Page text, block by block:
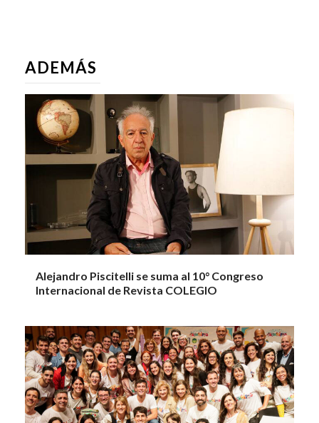
ADEMÁS
Alejandro Piscitelli se suma al 10° Congreso
Internacional de Revista COLEGIO